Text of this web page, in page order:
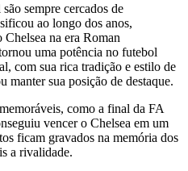
sempre cercados de
ao longo dos anos,
Chelsea na era Roman
uma potência no futebol
com sua rica tradição e estilo de
manter sua posição de destaque.
como a final da FA
vencer o Chelsea em um
ficam gravados na memória dos
a rivalidade.